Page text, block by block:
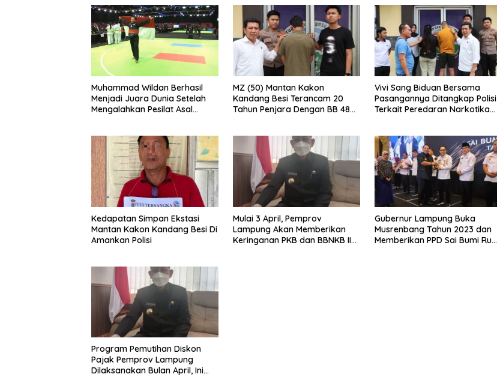
Muhammad Wildan Berhasil
Menjadi Juara Dunia Setelah
Mengalahkan Pesilat Asal
MZ (50) Mantan Kakon
Kandang Besi Terancam 20
Tahun Penjara Dengan BB 48
Vivi Sang Biduan Bersama
Pasangannya Ditangkap Polisi
Terkait Peredaran Narkotika
Kedapatan Simpan Ekstasi
Mantan Kakon Kandang Besi Di
Amankan Polisi
Mulai 3 April, Pemprov
Lampung Akan Memberikan
Keringanan PKB dan BBNKB II
Gubernur Lampung Buka
Musrenbang Tahun 2023 dan
Memberikan PPD Sai Bumi Rua
Program Pemutihan Diskon
Pajak Pemprov Lampung
Dilaksanakan Bulan April, Ini